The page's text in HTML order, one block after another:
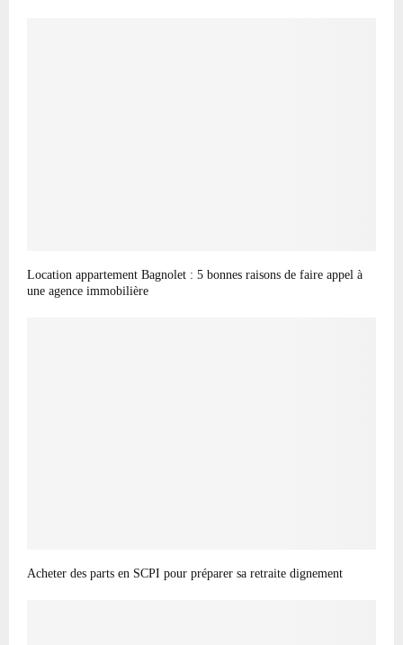
Location appartement Bagnolet : 5 bonnes raisons de faire appel à
une agence immobilière
Acheter des parts en SCPI pour préparer sa retraite dignement